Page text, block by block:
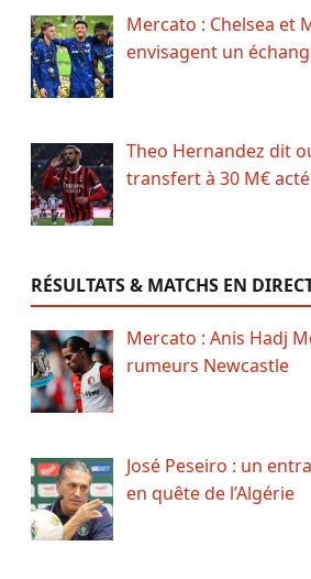
Mercato : Chelsea et
envisagent un
Theo Hernandez dit
transfert à 30 M€ acté
RÉSULTATS & MATCHS EN
Mercato : Anis Hadj
rumeurs Newcastle
José Peseiro : un
en quête de l’Algérie